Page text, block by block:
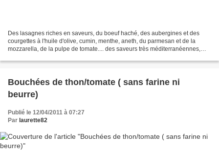
Des lasagnes riches en saveurs, du boeuf haché, des aubergines et des
courgettes à l'huile d'olive, cumin, menthe, aneth, du parmesan et de la
mozzarella, de la pulpe de tomate.... des saveurs très méditerranéennes,
Bouchées de thon/tomate ( sans farine ni
beurre)
Publié le 12/04/2011 à 07:27
Par laurette82